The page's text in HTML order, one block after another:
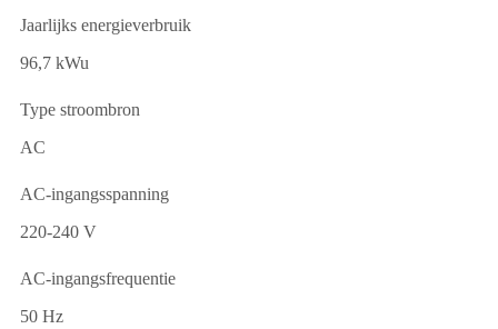
Jaarlijks energieverbruik
96,7 kWu
Type stroombron
AC
AC-ingangsspanning
220-240 V
AC-ingangsfrequentie
50 Hz